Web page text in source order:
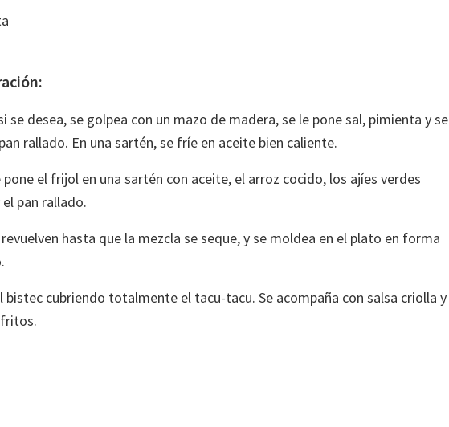
se desea, se golpea con un mazo de madera, se le pone sal, pimienta y se
rallado. En una sartén, se fríe en aceite bien caliente.
pone el frijol en una sartén con aceite, el arroz cocido, los ajíes verdes
pan rallado.
hasta que la mezcla se seque, y se moldea en el plato en forma
bistec cubriendo totalmente el tacu-tacu. Se acompaña con salsa criolla y